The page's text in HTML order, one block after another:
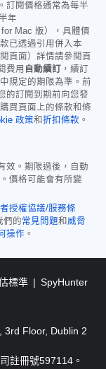
訂閱價格通常為每半
年
Mac 版），具體價
已透過引用併入本
頁面）詳情請參閱頁
費用 自動續訂
，續訂
規定的期限為準。前
的訂閱到期前向您發
買頁面上的條款和條
政策和折扣條款 。
效。期限過後，自動
價格可能會有所變
授權協議/服務條
們的常見問題和威脅
操作 。
標準
SpyHunter
3rd Floor, Dublin 2
註冊號597114。